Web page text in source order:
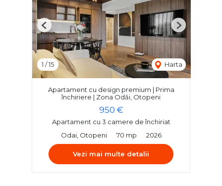
1 /15 Harta
Previous Next
Apartament cu design premium | Prima
închiriere | Zona Odăi, Otopeni
950 €
Apartament cu 3 camere de închiriat
Odai, Otopeni
70 mp 2026
Vezi mai multe detalii